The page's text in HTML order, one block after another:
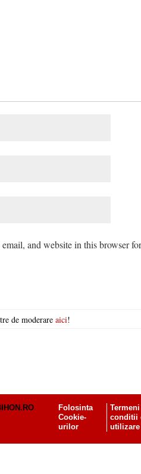
email, and website in this browser
de moderare aici!
Folosinta
Cookie-
urilor
conditii
utilizare